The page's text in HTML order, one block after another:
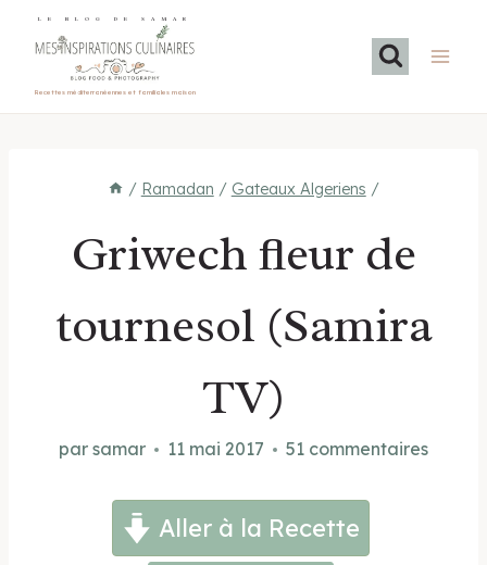
LE BLOG DE SAMAR
Recettes méditerranéennes et familiales maison
/ Ramadan / Gateaux Algeriens /
Griwech fleur de
tournesol (Samira
TV)
par samar 11 mai 2017 51 commentaires
Aller à la Recette